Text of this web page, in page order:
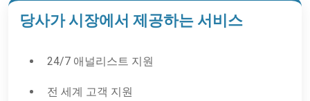
당사가 시장에서 제공하는 서비스
24/7 애널리스트 지원
전 세계 고객 지원